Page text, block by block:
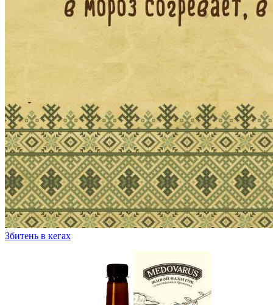
Збитень в кегах